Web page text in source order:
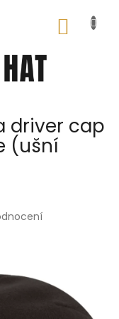
driver cap
(ušní